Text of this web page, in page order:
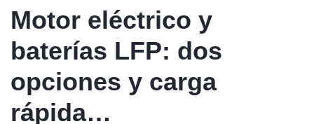
Motor eléctrico y
baterías LFP: dos
opciones y carga
rápida…